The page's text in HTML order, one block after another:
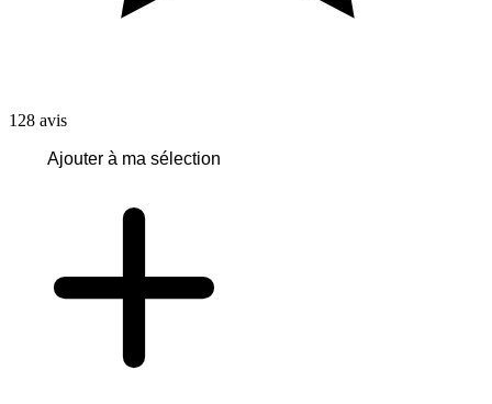
128 avis
Ajouter à ma sélection